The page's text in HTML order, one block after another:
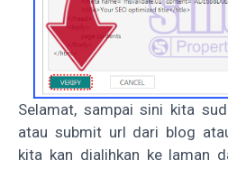
Selamat, sampai sini kita
atau submit url dari blog
kita kan dialihkan ke laman